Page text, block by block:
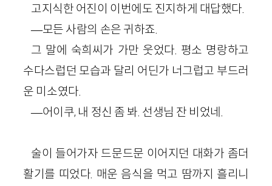
고지식한 어진이 이번에도 진지하게 대답했다.
―모든 사람의 손은 귀하죠.
그 말에 숙희씨가 가만 웃었다. 평소 명랑하고
수다스럽던 모습과 달리 어딘가 너그럽고 부드러
운 미소였다.
―어이쿠, 내 정신 좀 봐. 선생님 잔 비었네.
술이 들어가자 드문드문 이어지던 대화가 좀더
활기를 띠었다. 매운 음식을 먹고 땀까지 흘리니